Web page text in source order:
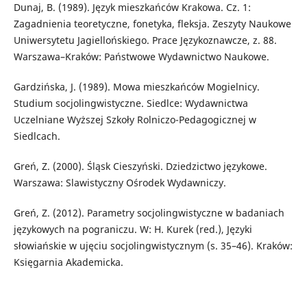
Dunaj, B. (1989). Język mieszkańców Krakowa. Cz. 1:
Zagadnienia teoretyczne, fonetyka, fleksja. Zeszyty Naukowe
Uniwersytetu Jagiellońskiego. Prace Językoznawcze, z. 88.
Warszawa–Kraków: Państwowe Wydawnictwo Naukowe.
Gardzińska, J. (1989). Mowa mieszkańców Mogielnicy.
Studium socjolingwistyczne. Siedlce: Wydawnictwa
Uczelniane Wyższej Szkoły Rolniczo-Pedagogicznej w
Siedlcach.
Greń, Z. (2000). Śląsk Cieszyński. Dziedzictwo językowe.
Warszawa: Slawistyczny Ośrodek Wydawniczy.
Greń, Z. (2012). Parametry socjolingwistyczne w badaniach
językowych na pograniczu. W: H. Kurek (red.), Języki
słowiańskie w ujęciu socjolingwistycznym (s. 35–46). Kraków:
Księgarnia Akademicka.